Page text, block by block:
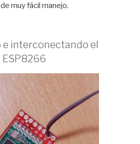
muy fácil manejo.
e interconectando el
ESP8266